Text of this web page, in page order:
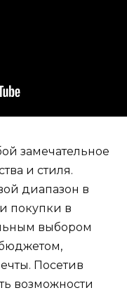
замечательное
и стиля.
диапазон в
покупки в
выбором
Посетив
возможности